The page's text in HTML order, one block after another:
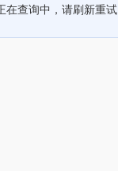
在查询中，请刷新重试